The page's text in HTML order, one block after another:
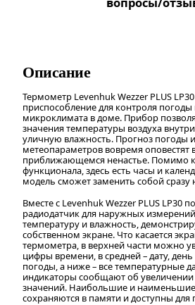
Описание
Термометр Levenhuk Wezzer PLUS
приспособление для контроля погоды
микроклимата в доме. Прибор
значения температуры воздуха
уличную влажность. Прогноз погоды
метеопараметров вовремя оповестят
приближающемся ненастье. Помимо
функционала, здесь есть часы и
модель сможет заменить собой сразу
Вместе с Levenhuk Wezzer PLUS LP30
радиодатчик для наружных
температуру и влажность,
собственном экране. Что касается
термометра, в верхней части можно
цифры времени, в средней – дату,
погоды, а ниже – все температурные
индикаторы сообщают об
значений. Наибольшие и
сохраняются в памяти и доступны для